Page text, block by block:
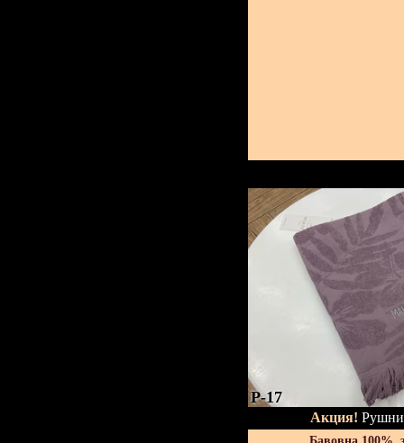
P-17
Акция!